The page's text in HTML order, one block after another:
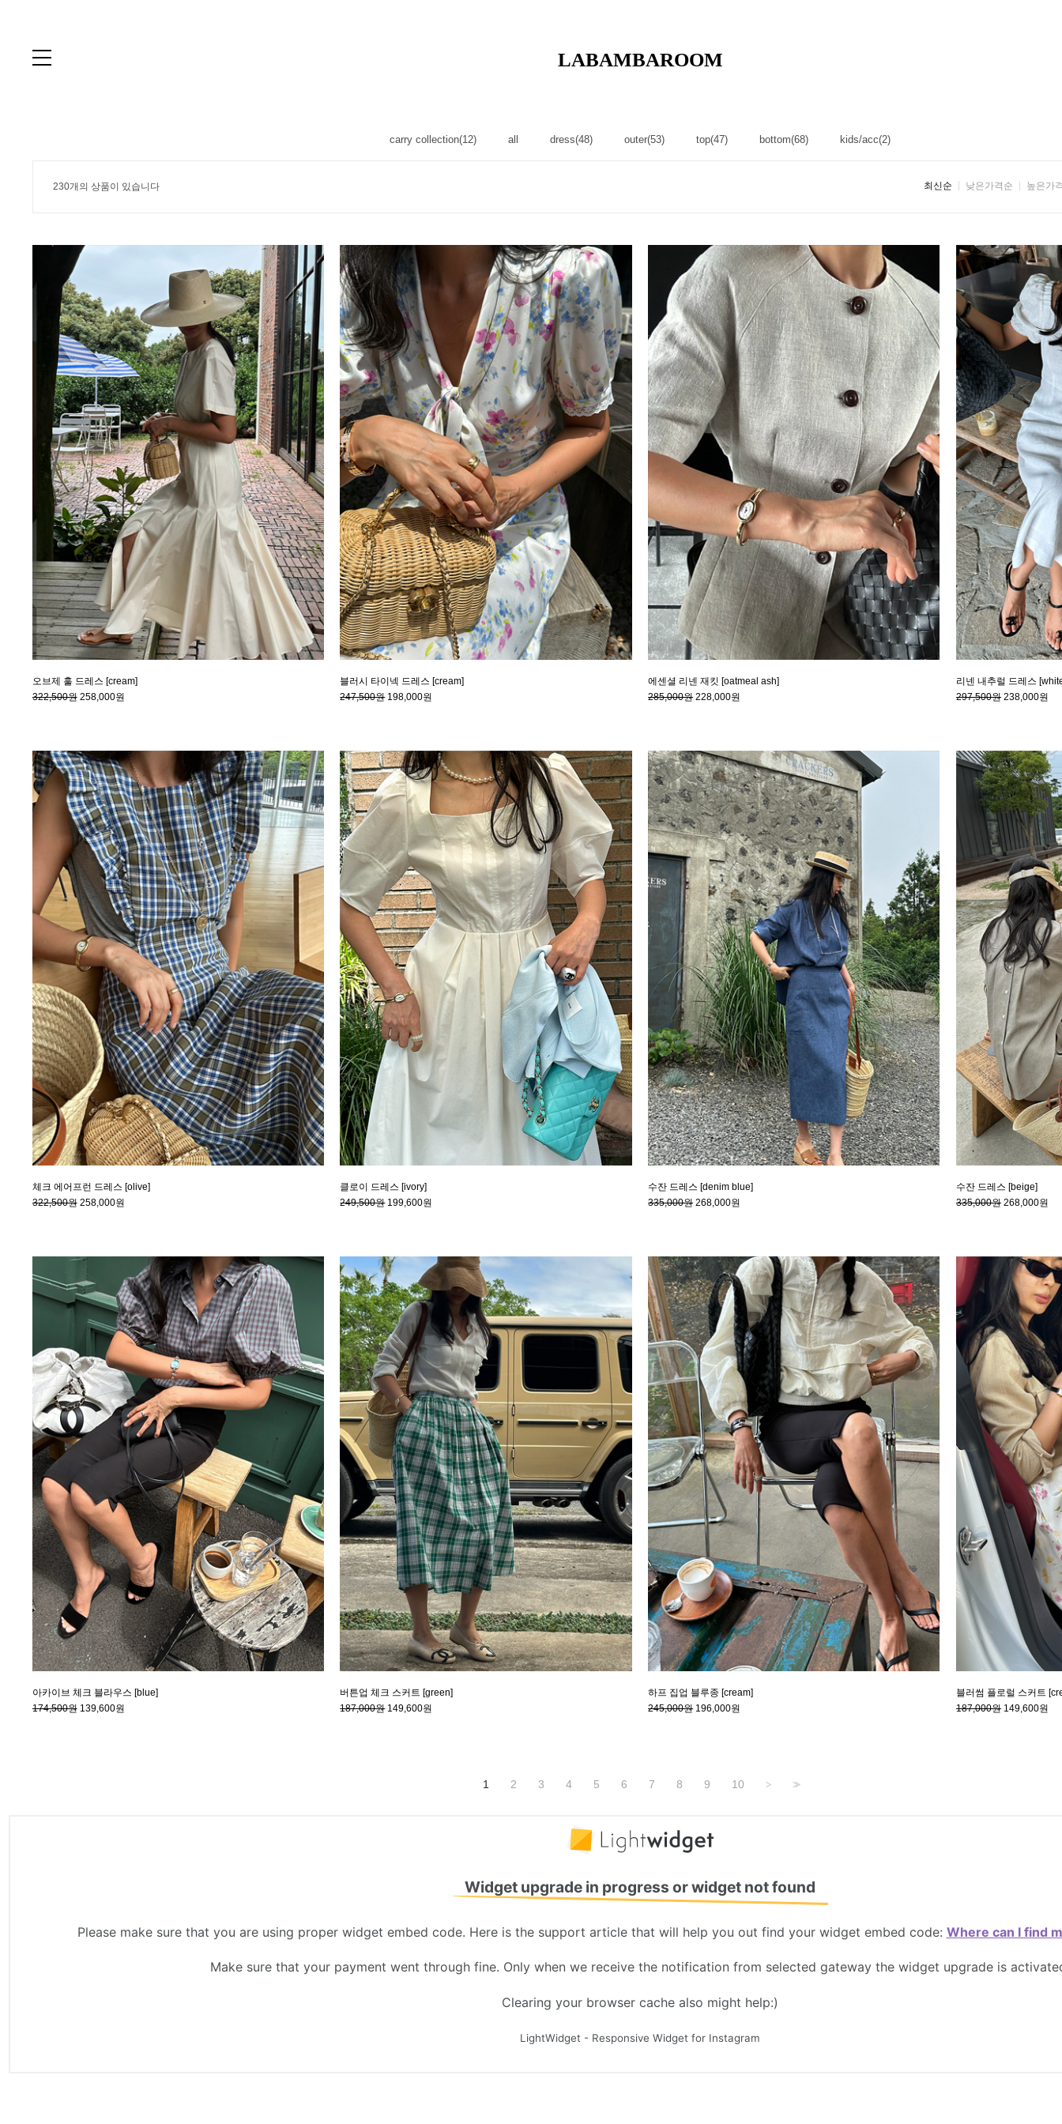
LABAMBAROOM
carry collection(12) all dress(48) outer(53) top(47) bottom(68) kids/acc(2)
230개의 상품이 있습니다 최신순 낮은가격순 높은가
오브제 훌 드레스 [cream]
322,500원 258,000원
블러시 타이넥 드레스 [cream]
247,500원 198,000원
에센셜 리넨 재킷 [oatmeal ash]
285,000원 228,000원
리넨 내추럴 드레스
297,500원 238,000원
체크 에어프런 드레스 [olive]
322,500원 258,000원
클로이 드레스 [ivory]
249,500원 199,600원
수잔 드레스 [denim blue]
335,000원 268,000원
수잔 드레스 [beige]
335,000원 268,000원
아카이브 체크 블라우스 [blue]
174,500원 139,600원
버튼업 체크 스커트 [green]
187,000원 149,600원
하프 집업 블루종 [cream]
245,000원 196,000원
블러썸 플로럴 스커트
187,000원 149,600원
1 2 3 4 5 6 7 8 9 10 > >>